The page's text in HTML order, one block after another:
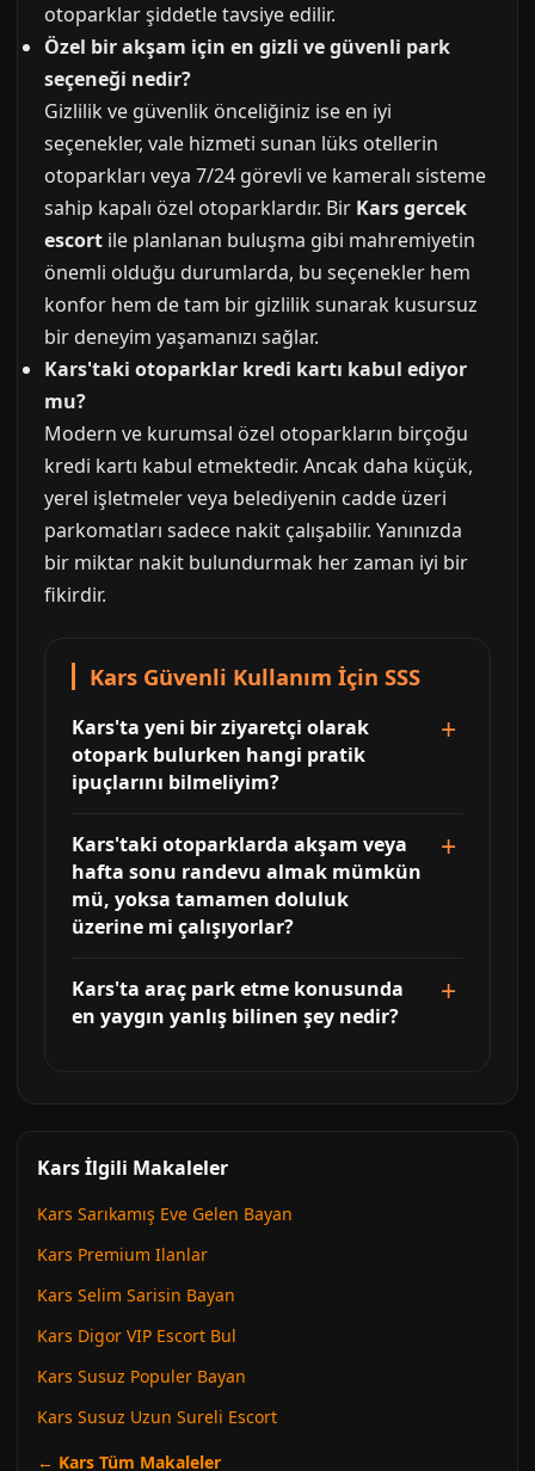
otoparklar şiddetle tavsiye edilir.
Özel bir akşam için en gizli ve güvenli park
seçeneği nedir?
Gizlilik ve güvenlik önceliğiniz ise en iyi
seçenekler, vale hizmeti sunan lüks otellerin
otoparkları veya 7/24 görevli ve kameralı sisteme
sahip kapalı özel otoparklardır. Bir Kars gercek
escort ile planlanan buluşma gibi mahremiyetin
önemli olduğu durumlarda, bu seçenekler hem
konfor hem de tam bir gizlilik sunarak kusursuz
bir deneyim yaşamanızı sağlar.
Kars'taki otoparklar kredi kartı kabul ediyor
mu?
Modern ve kurumsal özel otoparkların birçoğu
kredi kartı kabul etmektedir. Ancak daha küçük,
yerel işletmeler veya belediyenin cadde üzeri
parkomatları sadece nakit çalışabilir. Yanınızda
bir miktar nakit bulundurmak her zaman iyi bir
fikirdir.
Kars Güvenli Kullanım İçin SSS
Kars'ta yeni bir ziyaretçi olarak
otopark bulurken hangi pratik
ipuçlarını bilmeliyim?
Kars'taki otoparklarda akşam veya
hafta sonu randevu almak mümkün
mü, yoksa tamamen doluluk
üzerine mi çalışıyorlar?
Kars'ta araç park etme konusunda
en yaygın yanlış bilinen şey nedir?
Kars İlgili Makaleler
Kars Sarıkamış Eve Gelen Bayan
Kars Premium Ilanlar
Kars Selim Sarisin Bayan
Kars Digor VIP Escort Bul
Kars Susuz Populer Bayan
Kars Susuz Uzun Sureli Escort
← Kars Tüm Makaleler